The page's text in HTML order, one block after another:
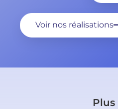
Voir nos réalisations
Plus